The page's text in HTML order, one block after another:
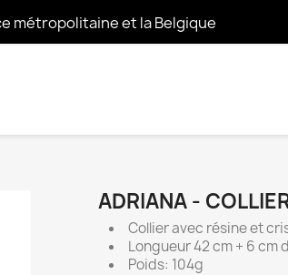
métropolitaine et la Belgique
ADRIANA -
Collier avec résine et
Longueur 42 cm + 6 cm
Poids: 104g